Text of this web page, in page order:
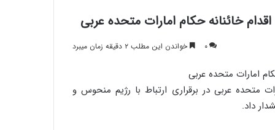
خائنانه حکام امارات متحده عربی
۰ خواندن این مطلب ۲ دقیقه زمان میبرد
امارات متحده عربی
متحده عربی در برقراری ارتباط با رژیم منحوس و
داد.